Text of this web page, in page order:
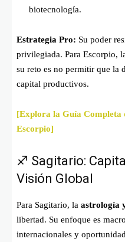
biotecnología.
Estrategia Pro: Su poder
privilegiada. Para Escorpio,
su reto es no permitir que la
capital productivos.
[Explora la Guía Completa
Escorpio]
♐ Sagitario:
Visión Global
Para Sagitario, la astrología
libertad. Su enfoque es
internacionales y